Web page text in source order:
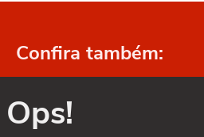
Confira também:
Ops!